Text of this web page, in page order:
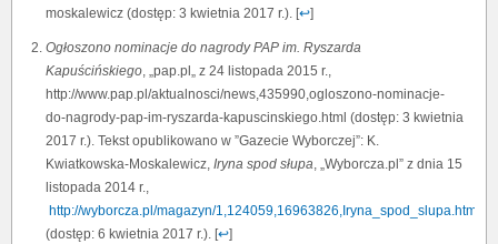
moskalewicz (dostęp: 3 kwietnia 2017 r.). [↩]
Ogłoszono nominacje do nagrody PAP im. Ryszarda
Kapuścińskiego, „pap.pl„ z 24 listopada 2015 r.,
http://www.pap.pl/aktualnosci/news,435990,ogloszono-nominacje-
do-nagrody-pap-im-ryszarda-kapuscinskiego.html (dostęp: 3 kwietnia
2017 r.). Tekst opublikowano w ”Gazecie Wyborczej”: K.
Kwiatkowska-Moskalewicz, Iryna spod słupa, „Wyborcza.pl” z dnia 15
listopada 2014 r.,
http://wyborcza.pl/magazyn/1,124059,16963826,Iryna_spod_slupa.html
(dostęp: 6 kwietnia 2017 r.). [↩]